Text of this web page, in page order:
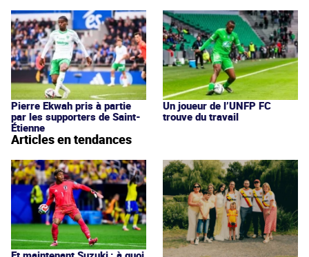
Pierre Ekwah pris à partie
par les supporters de Saint-
Étienne
Un joueur de l’UNFP FC
trouve du travail
Articles en tendances